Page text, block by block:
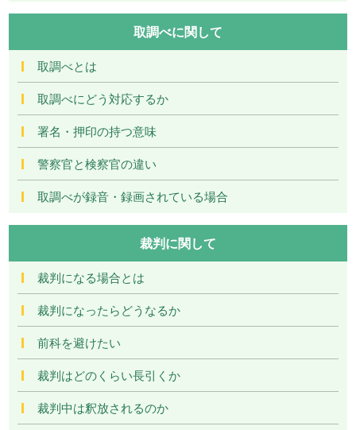
取調べに関して
取調べとは
取調べにどう対応するか
署名・押印の持つ意味
警察官と検察官の違い
取調べが録音・録画されている場合
裁判に関して
裁判になる場合とは
裁判になったらどうなるか
前科を避けたい
裁判はどのくらい長引くか
裁判中は釈放されるのか